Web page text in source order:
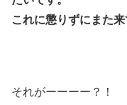
これに懲りずにまた来
それがーーーー？！